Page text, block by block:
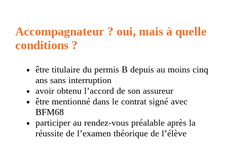
Accompagnateur ? oui, mais à quelle
conditions ?
être titulaire du permis B depuis au moins cinq
ans sans interruption
avoir obtenu l’accord de son assureur
être mentionné dans le contrat signé avec
BFM68
participer au rendez-vous préalable après la
réussite de l’examen théorique de l’élève